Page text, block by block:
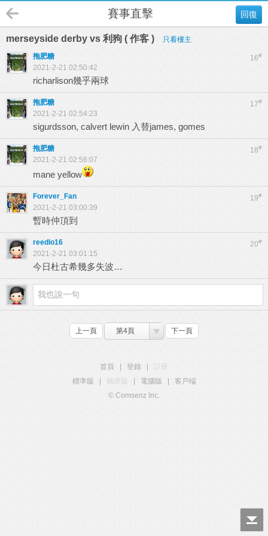
回復
賽事直擊
merseyside derby vs 利狗 ( 作客 ) 只看樓主
16#
拖肥糖
2021-2-21 02:50:42
richarlison幾乎兩球
17#
拖肥糖
2021-2-21 02:54:23
sigurdsson, calvert lewin 入替james, gomes
18#
拖肥糖
2021-2-21 02:56:07
mane yellow
19#
Forever_Fan
2021-2-21 03:00:39
暫時仲頂到
20#
reedlo16
2021-2-21 03:01:15
今日杜古希幾多失波…
上一頁 第4頁 下一頁
首頁 登錄
標準版
觸屏版 電腦版
客戶端
© Comsenz Inc.